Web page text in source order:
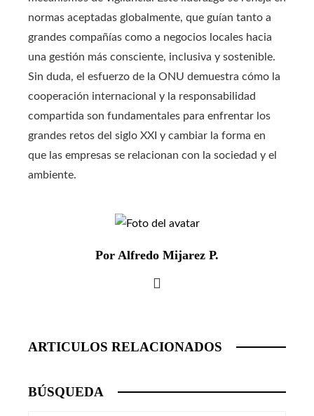
normas aceptadas globalmente, que guían tanto a
grandes compañías como a negocios locales hacia
una gestión más consciente, inclusiva y sostenible.
Sin duda, el esfuerzo de la ONU demuestra cómo la
cooperación internacional y la responsabilidad
compartida son fundamentales para enfrentar los
grandes retos del siglo XXI y cambiar la forma en
que las empresas se relacionan con la sociedad y el
ambiente.
Por Alfredo Mijarez P.
ARTICULOS RELACIONADOS
BÚSQUEDA